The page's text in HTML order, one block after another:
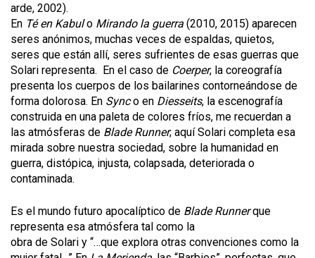
arde, 2002).
En Té en Kabulo Mirando la guerra (2010, 2015) aparecen
seres anónimos, muchas veces de espaldas, quietos,
seres que están allí, seres sufrientes de esas guerras que
Solari representa. En el caso de Coerper, la coreografía
presenta los cuerpos de los bailarines contorneándose de
forma dolorosa. En Synco en Diesseits, la escenografía
construida en una paleta de colores fríos, me recuerdan a
las atmósferas de Blade Runner; aquí Solari completa esa
mirada sobre nuestra sociedad, sobre la humanidad en
guerra, distópica, injusta, colapsada, deteriorada o
contaminada.
Es el mundo futuro apocalíptico de Blade Runnerque
representa esa atmósfera tal como la
obra de Solari y “…que explora otras convenciones como la